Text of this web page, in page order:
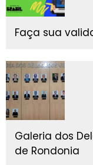
Faça sua
Galeria dos
de Rondonia